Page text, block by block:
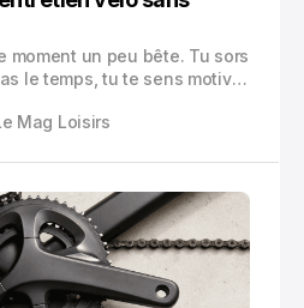
moment un peu bête. Tu sors
le temps, tu te sens motivé.
demi tour, tu râles, tu te dis
Mag Loisirs